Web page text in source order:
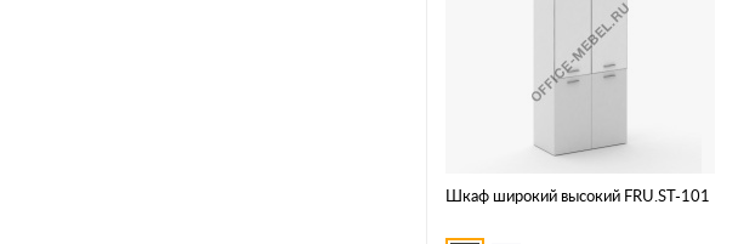
Шкаф широкий высокий FRU.ST-101